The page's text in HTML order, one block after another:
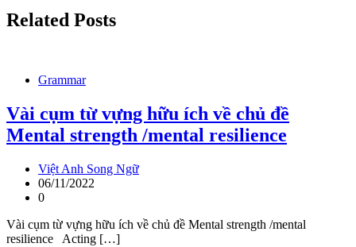
Related Posts
Grammar
Vài cụm từ vựng hữu ích về chủ đề
Mental strength /mental resilience
Việt Anh Song Ngữ
06/11/2022
0
Vài cụm từ vựng hữu ích về chủ đề Mental strength /mental
resilience Acting […]